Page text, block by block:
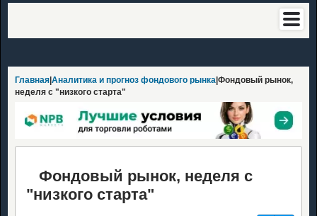
Главная Аналитика и прогноз фондового рынка |Фондовый рынок,
неделя с "низкого старта"
Фондовый рынок, неделя с
"низкого старта"